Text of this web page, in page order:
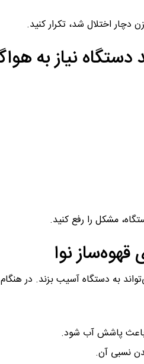
دچار اختلال شد، تکرار کنید.
نیاز به
مشکل را رفع کنید.
نوا
به دستگاه آسیب بزند. در
باعث پاشش آب شود.
نسبی آن.